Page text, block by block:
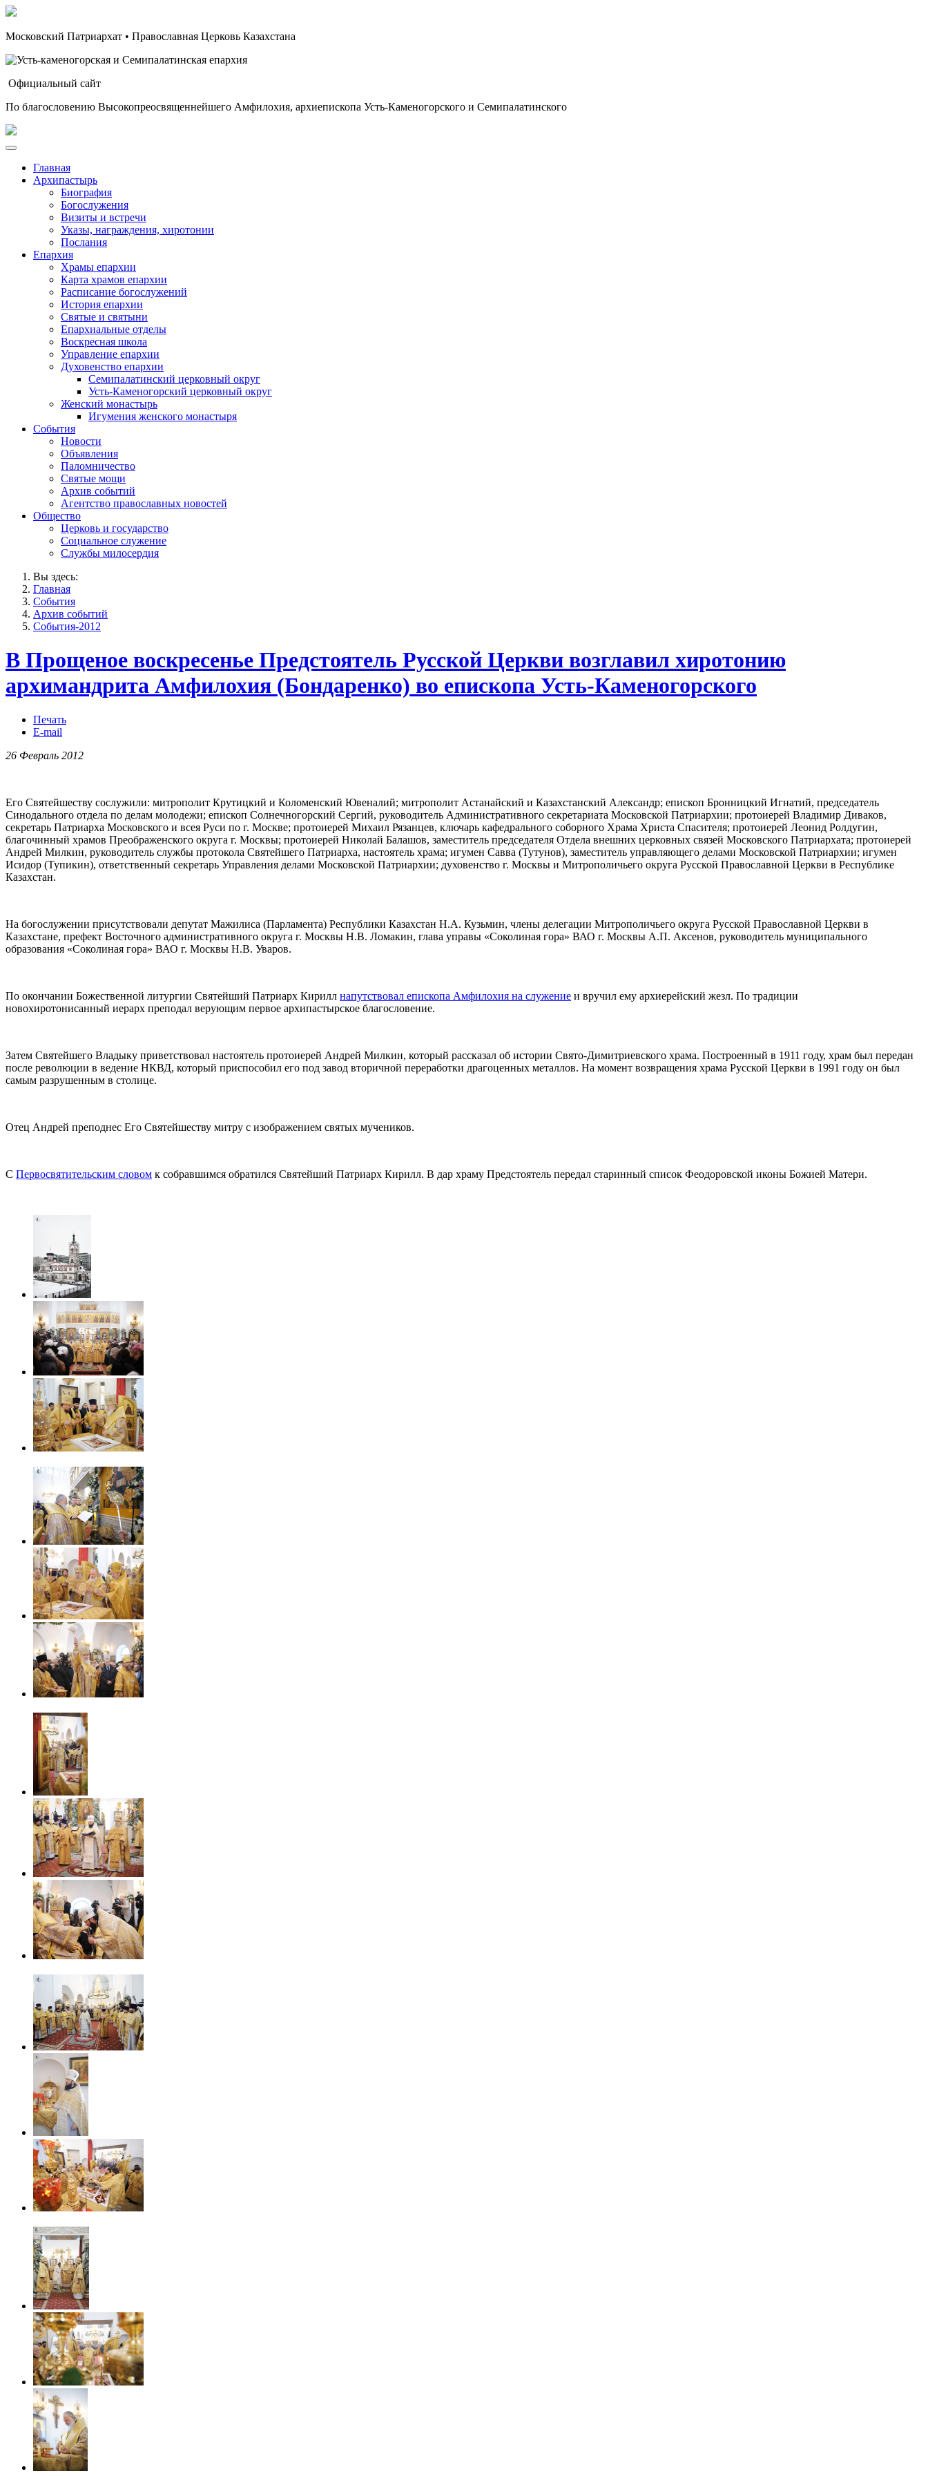
Московский Патриархат • Православная Церковь Казахстана
Официальный сайт
По благословению Высокопреосвященнейшего Амфилохия, архиепископа Усть-Каменогорского и Семипалатинского
Главная
Архипастырь
Биография
Богослужения
Визиты и встречи
Указы, награждения, хиротонии
Послания
Епархия
Храмы епархии
Карта храмов епархии
Расписание богослужений
История епархии
Святые и святыни
Епархиальные отделы
Воскресная школа
Управление епархии
Духовенство епархии
Семипалатинский церковный округ
Усть-Каменогорский церковный округ
Женский монастырь
Игумения женского монастыря
События
Новости
Объявления
Паломничество
Святые мощи
Архив событий
Агентство православных новостей
Общество
Церковь и государство
Социальное служение
Службы милосердия
Вы здесь:
Главная
События
Архив событий
События-2012
В Прощеное воскресенье Предстоятель Русской Церкви возглавил хиротонию
архимандрита Амфилохия (Бондаренко) во епископа Усть-Каменогорского
Печать
E-mail
26 Февраль 2012
Его Святейшеству сослужили: митрополит Крутицкий и Коломенский Ювеналий; митрополит Астанайский и Казахстанский Александр; епископ Бронницкий Игнатий, председатель
Синодального отдела по делам молодежи; епископ Солнечногорский Сергий, руководитель Административного секретариата Московской Патриархии; протоиерей Владимир Диваков,
секретарь Патриарха Московского и всея Руси по г. Москве; протоиерей Михаил Рязанцев, ключарь кафедрального соборного Храма Христа Спасителя; протоиерей Леонид Ролдугин,
благочинный храмов Преображенского округа г. Москвы; протоиерей Николай Балашов, заместитель председателя Отдела внешних церковных связей Московского Патриархата; протоиерей
Андрей Милкин, руководитель службы протокола Святейшего Патриарха, настоятель храма; игумен Савва (Тутунов), заместитель управляющего делами Московской Патриархии; игумен
Исидор (Тупикин), ответственный секретарь Управления делами Московской Патриархии; духовенство г. Москвы и Митрополичьего округа Русской Православной Церкви в Республике
Казахстан.
На богослужении присутствовали депутат Мажилиса (Парламента) Республики Казахстан Н.А. Кузьмин, члены делегации Митрополичьего округа Русской Православной Церкви в
Казахстане, префект Восточного административного округа г. Москвы Н.В. Ломакин, глава управы «Соколиная гора» ВАО г. Москвы А.П. Аксенов, руководитель муниципального
образования «Соколиная гора» ВАО г. Москвы Н.В. Уваров.
По окончании Божественной литургии Святейший Патриарх Кирилл напутствовал епископа Амфилохия на служение и вручил ему архиерейский жезл. По традиции
новохиротонисанный иерарх преподал верующим первое архипастырское благословение.
Затем Святейшего Владыку приветствовал настоятель протоиерей Андрей Милкин, который рассказал об истории Свято-Димитриевского храма. Построенный в 1911 году, храм был передан
после революции в ведение НКВД, который приспособил его под завод вторичной переработки драгоценных металлов. На момент возвращения храма Русской Церкви в 1991 году он был
самым разрушенным в столице.
Отец Андрей преподнес Его Святейшеству митру с изображением святых мучеников.
С Первосвятительским словом к собравшимся обратился Святейший Патриарх Кирилл. В дар храму Предстоятель передал старинный список Феодоровской иконы Божией Матери.